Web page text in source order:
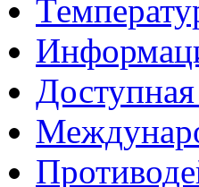
Доступная